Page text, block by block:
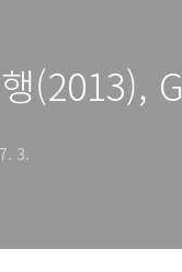
(2013),
3.